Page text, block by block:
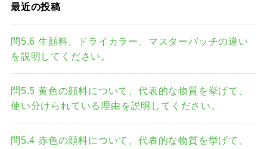
最近の投稿
問5.6 生顔料、ドライカラー、マスターバッチの違い
を説明してください。
問5.5 黄色の顔料について、代表的な物質を挙げて、
使い分けられている理由を説明してください。
問5.4 赤色の顔料について、代表的な物質を挙げて、